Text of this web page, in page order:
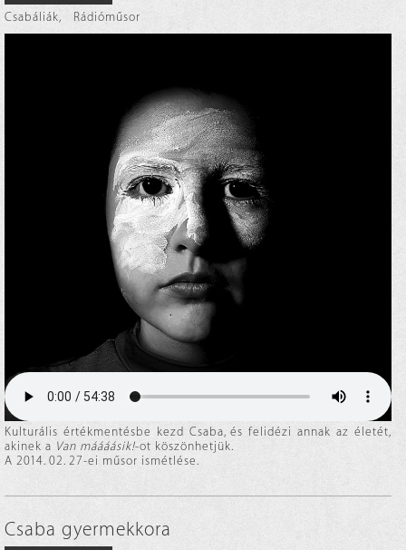
Csabáliák, Rádióműsor
Kulturális értékmentésbe kezd Csaba, és felidézi annak az életét,
akinek a Van máááásik!-ot köszönhetjük.
A 2014. 02. 27-ei műsor ismétlése.
Csaba gyermekkora